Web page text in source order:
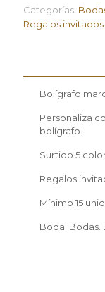
Categorías:
Regalos invitados
Bolígrafo
Personaliza
bolígrafo.
Surtido 5
Regalos
Mínimo 15
Boda. Bodas.